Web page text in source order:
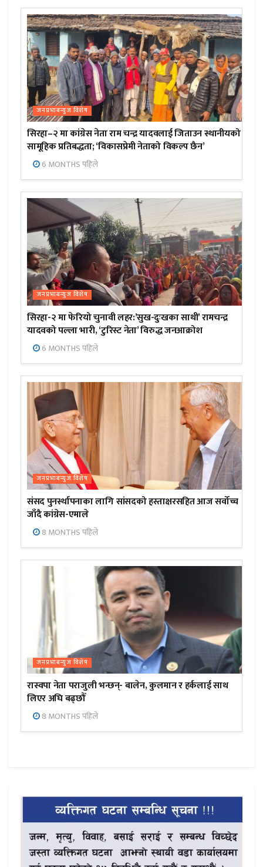
जनप्रभाबन्युज विशेष
सिरहा–२ मा कांग्रेस नेता राम चन्द्र यादवलाई जिताउन स्थानीयको
सामूहिक प्रतिबद्धता; ‘विकासप्रेमी नेताको विकल्प छैन’
6 MONTHS पहिले
जनप्रभाबन्युज विशेष
सिरहा-२ मा फेरियो चुनावी लहर:’सुख-दुःखका साथी’ रामचन्द्र
यादवको पल्ला भारी, ‘टुरिस्ट नेता’ विरुद्ध जनआक्रोश
6 MONTHS पहिले
जनप्रभाबन्युज विशेष
संसद पुनर्स्थापनाका लागि सांसदको हस्ताक्षरसहित आज सर्वोच्च
जाँदै कांग्रेस-एमाले
8 MONTHS पहिले
जनप्रभाबन्युज विशेष
रास्वपा नेता पराजुली भन्छन्- बालेन, कुलमान र हर्कलाई साथ
लिएर अघि बढ्छौँ
8 MONTHS पहिले